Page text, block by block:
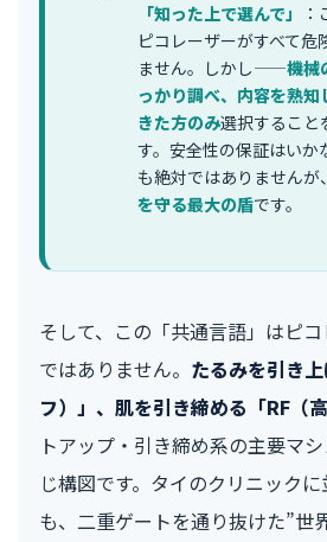
「知った上で選んで」
ピコレーザーがすべて危
ません。しかし——機械
っかり調べ、内容を熟
きた方のみ選択すること
す。安全性の保証はいか
も絶対ではありませんが
を守る最大の盾です。
そして、この「共通言語」はピ
ではありません。 たるみを引き
フ）」、肌を引き締める「RF（高
トアップ・引き締め系の主要マ
じ構図です。タイのクリニック
も、二重ゲートを通り抜けた”世